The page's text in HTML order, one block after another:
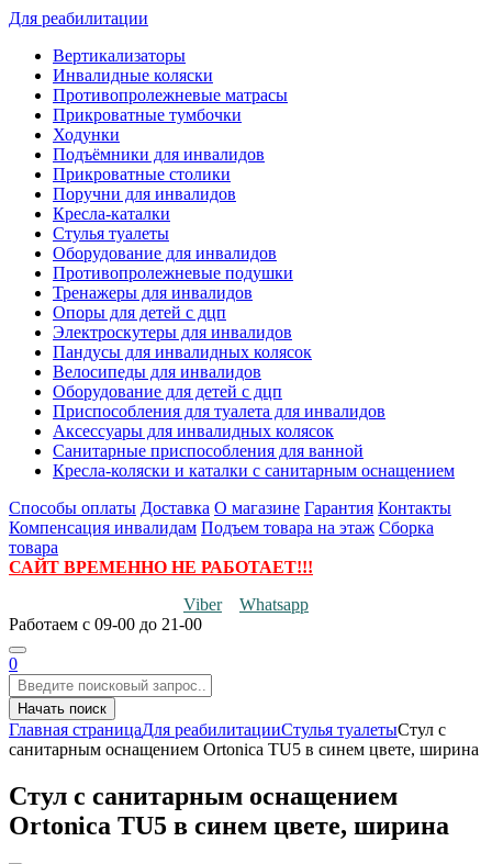
Для реабилитации
Вертикализаторы
Инвалидные коляски
Противопролежневые матрасы
Прикроватные тумбочки
Ходунки
Подъёмники для инвалидов
Прикроватные столики
Поручни для инвалидов
Кресла-каталки
Стулья туалеты
Оборудование для инвалидов
Противопролежневые подушки
Тренажеры для инвалидов
Опоры для детей с дцп
Электроскутеры для инвалидов
Пандусы для инвалидных колясок
Велосипеды для инвалидов
Оборудование для детей с дцп
Приспособления для туалета для инвалидов
Аксессуары для инвалидных колясок
Санитарные приспособления для ванной
Кресла-коляски и каталки с санитарным оснащением
Способы оплаты Доставка О магазине Гарантия Контакты
Компенсация инвалидам Подъем товара на этаж Сборка
товара
САЙТ ВРЕМЕННО НЕ РАБОТАЕТ!!!
Viber
Whatsapp
Работаем с 09-00 до 21-00
0
Начать поиск
Главная страницаДля реабилитацииСтулья туалетыСтул с
санитарным оснащением Ortonica TU5 в синем цвете, ширина
Стул с санитарным оснащением
Ortonica TU5 в синем цвете, ширина